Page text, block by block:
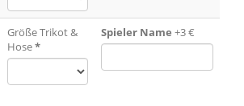
Größe Trikot &
Hose*
Spieler Name +3 €